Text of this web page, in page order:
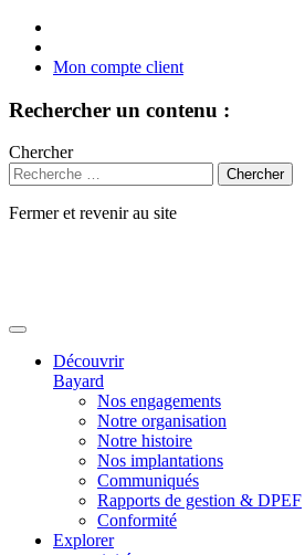
Mon compte client
Rechercher un contenu :
Chercher
Fermer et revenir au site
Découvrir
Bayard
Nos engagements
Notre organisation
Notre histoire
Nos implantations
Communiqués
Rapports de gestion & DPEF
Conformité
Explorer